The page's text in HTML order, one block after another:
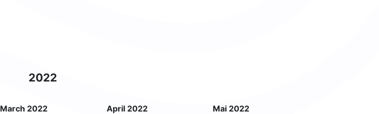
2022
March 2022 April 2022 Mai 2022